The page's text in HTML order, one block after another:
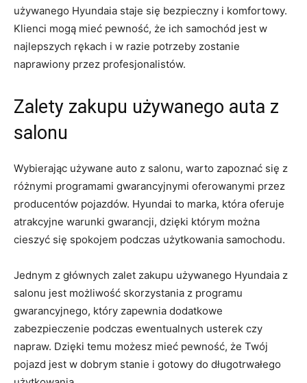
używanego Hyundaia staje się bezpieczny i komfortowy.
Klienci mogą mieć⁤ pewność, że ich samochód jest w
najlepszych rękach ​i ​w razie potrzeby ⁢zostanie
naprawiony przez​ profesjonalistów.
Zalety zakupu‍ używanego auta z
⁣salonu
Wybierając ‍używane​ auto z salonu, warto‌ zapoznać ⁤się z
różnymi programami‍ gwarancyjnymi‌ oferowanymi przez
producentów pojazdów. Hyundai to marka, która oferuje⁣
atrakcyjne warunki gwarancji, dzięki którym można
cieszyć ⁤się spokojem podczas użytkowania samochodu.
Jednym ‌z głównych zalet ​zakupu używanego Hyundaia z
salonu jest możliwość⁣ skorzystania z programu
gwarancyjnego, który zapewnia dodatkowe
zabezpieczenie ​podczas ewentualnych usterek czy
napraw. Dzięki temu możesz mieć pewność, ‌że Twój
pojazd jest w dobrym stanie‌ i gotowy ⁣do długotrwałego